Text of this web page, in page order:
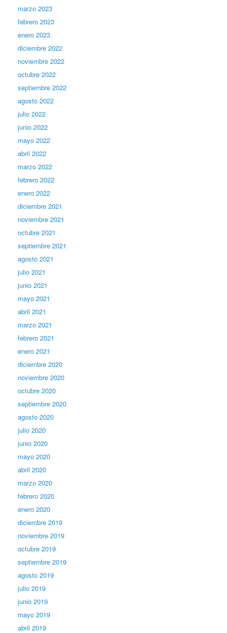
marzo 2023
febrero 2023
enero 2023
diciembre 2022
noviembre 2022
octubre 2022
septiembre 2022
agosto 2022
julio 2022
junio 2022
mayo 2022
abril 2022
marzo 2022
febrero 2022
enero 2022
diciembre 2021
noviembre 2021
octubre 2021
septiembre 2021
agosto 2021
julio 2021
junio 2021
mayo 2021
abril 2021
marzo 2021
febrero 2021
enero 2021
diciembre 2020
noviembre 2020
octubre 2020
septiembre 2020
agosto 2020
julio 2020
junio 2020
mayo 2020
abril 2020
marzo 2020
febrero 2020
enero 2020
diciembre 2019
noviembre 2019
octubre 2019
septiembre 2019
agosto 2019
julio 2019
junio 2019
mayo 2019
abril 2019